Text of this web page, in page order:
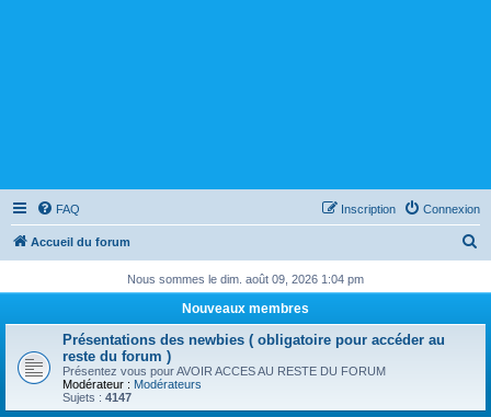
FAQ Connexion
Inscription
Accueil du forum
c
Nous sommes le dim. août 09, 2026 1:04 pm
Nouveaux membres
Présentations des newbies ( obligatoire pour accéder au
reste du forum )
Présentez vous pour AVOIR ACCES AU RESTE DU FORUM
Modérateur : Modérateurs
Sujets : 4147